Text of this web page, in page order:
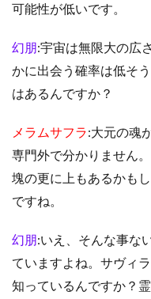
可能性が低いです。
幻朋:宇宙は無限大の広
かに出会う確率は低そ
はあるんですか？
メラムサフラ:大元の魂
専門外で分かりません
塊の更に上もあるかも
ですね。
幻朋:いえ、そんな事な
ていますよね。サヴィ
知っているんですか？